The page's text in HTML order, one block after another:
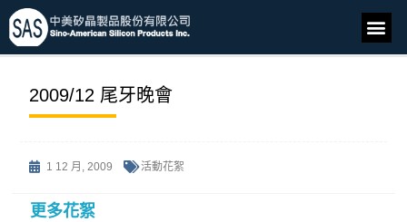
2009/12 尾牙晚會
1 12 月, 2009 活動花絮
更多花絮